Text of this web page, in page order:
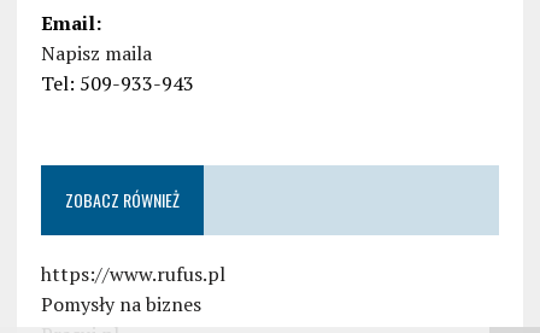
Email:
Napisz maila
Tel: 509-933-943
ZOBACZ RÓWNIEŻ
https://www.rufus.pl
Pomysły na biznes